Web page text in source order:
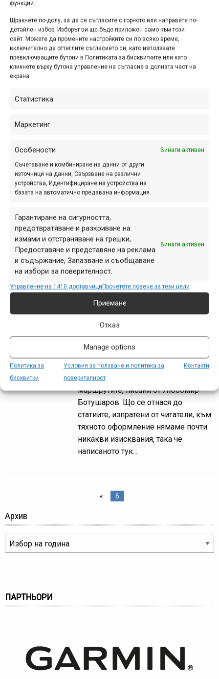
функции.
Щракнете по-долу, за да се съгласите с горното или направете по-
детайлен избор. Изборът ви ще бъде приложен само към този
сайт. Можете да промените настройките си по всяко време,
включително да оттеглите съгласието си, като използвате
превключващите бутони в Политиката за бисквитките или като
кликнете върху бутона управление на съгласие в долната част на
екрана.
Статистика
Маркетинг
Особености Винаги активен
Съчетаване и комбиниране на данни от други
източници на данни, Свързване на различни
устройства, Идентифициране на устройства на
базата на автоматично предавана информация.
Гарантиране на сигурността,
предотвратяване и разкриване на
измами и отстраняване на грешки,
Предоставяне и представяне на реклама
и съдържание, Запазване и съобщаване
на избори за поверителност.
Винаги активен
Управление на 1410 доставчициПрочетете повече за тези цели
Приемане
Отказ
Manage options
Политика за
бисквитки
Условия за ползване и политика за
поверителност
Контакти
МТБ-БГ стана на две
години
юни 01, 2003 at 10:59. 415
МТБ-БГ стана на 1 година
Честито! На 1 юни преди една
година беше официалния старт на
сайта. Макар че качих първите неща
още в края на май, едва от тази дата
започнах да разгласявам за...
Легенда и препоръки при
използване на
маршрутите
юни 01, 2001 at 23:59. 2170
Тези бележки се отнасят само до
маршрутите, писани от Любомир
Ботушаров. Що се отнася до
статиите, изпратени от читатели, към
тяхното оформление нямаме почти
никакви изисквания, така че
написаното тук...
« 6
Архив
ПАРТНЬОРИ